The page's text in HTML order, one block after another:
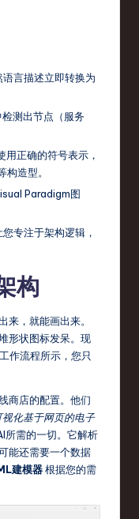
言描述立即转换为
测出节点（服务
用正确的符号表示，
造型。
Paradigm图
专注于架构逻辑，
构
来，就能画出来。
形状图标发呆。现
作流程所示，您只
商店的配置。他们
化基于网页的电子
所需的一切。它解析
能还需要一个数据
建模器根据您的需